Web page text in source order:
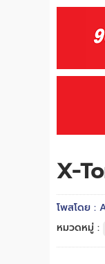
X-
โพสโดย :
หมวดหมู่ :